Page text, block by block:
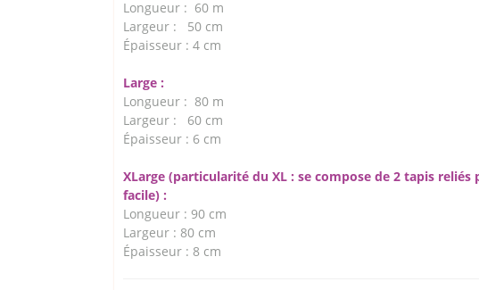
Longueur : 60 m
Largeur : 50 cm
Épaisseur : 4 cm
Large :
Longueur : 80 m
Largeur : 60 cm
Épaisseur : 6 cm
XLarge (particularité du XL : se compose de 2 tapis
facile) :
Longueur : 90 cm
Largeur : 80 cm
Épaisseur : 8 cm